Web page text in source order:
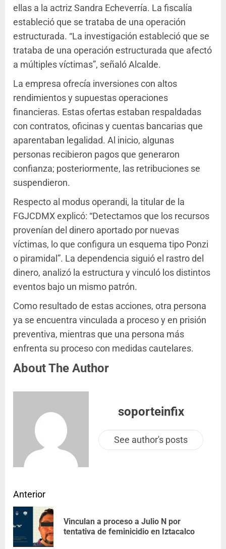
ellas a la actriz Sandra Echeverría. La fiscalía
estableció que se trataba de una operación
estructurada. “La investigación estableció que se
trataba de una operación estructurada que afectó
a múltiples víctimas”, señaló Alcalde.
La empresa ofrecía inversiones con altos
rendimientos y supuestas operaciones
financieras. Estas ofertas estaban respaldadas
con contratos, oficinas y cuentas bancarias que
aparentaban legalidad. Al inicio, algunas
personas recibieron pagos que generaron
confianza; posteriormente, las retribuciones se
suspendieron.
Respecto al modus operandi, la titular de la
FGJCDMX explicó: “Detectamos que los recursos
provenían del dinero aportado por nuevas
víctimas, lo que configura un esquema tipo Ponzi
o piramidal”. La dependencia siguió el rastro del
dinero, analizó la estructura y vinculó los distintos
eventos bajo un mismo patrón.
Como resultado de estas acciones, otra persona
ya se encuentra vinculada a proceso y en prisión
preventiva, mientras que una persona más
enfrenta su proceso con medidas cautelares.
About The Author
soporteinfix
See author's posts
Anterior
Vinculan a proceso a Julio N por
tentativa de feminicidio en Iztacalco